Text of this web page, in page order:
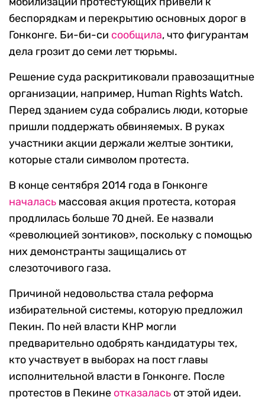
беспорядкам и перекрытию основных дорог в
Гонконге. Би-би-си сообщила, что фигурантам
дела грозит до семи лет тюрьмы.
Решение суда раскритиковали правозащитные
организации, например, Human Rights Watch.
Перед зданием суда собрались люди, которые
пришли поддержать обвиняемых. В руках
участники акции держали желтые зонтики,
которые стали символом протеста.
В конце сентября 2014 года в Гонконге
началась массовая акция протеста, которая
продлилась больше 70 дней. Ее назвали
«революцией зонтиков», поскольку с помощью
них демонстранты защищались от
слезоточивого газа.
Причиной недовольства стала реформа
избирательной системы, которую предложил
Пекин. По ней власти КНР могли
предварительно одобрять кандидатуры тех,
кто участвует в выборах на пост главы
исполнительной власти в Гонконге. После
протестов в Пекине отказалась от этой идеи.